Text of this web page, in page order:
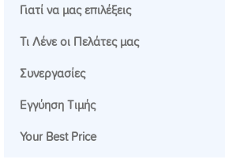
Γιατί να μας επιλέξεις
Τι Λένε οι Πελάτες μας
Συνεργασίες
Εγγύηση Tιμής
Your Best Price